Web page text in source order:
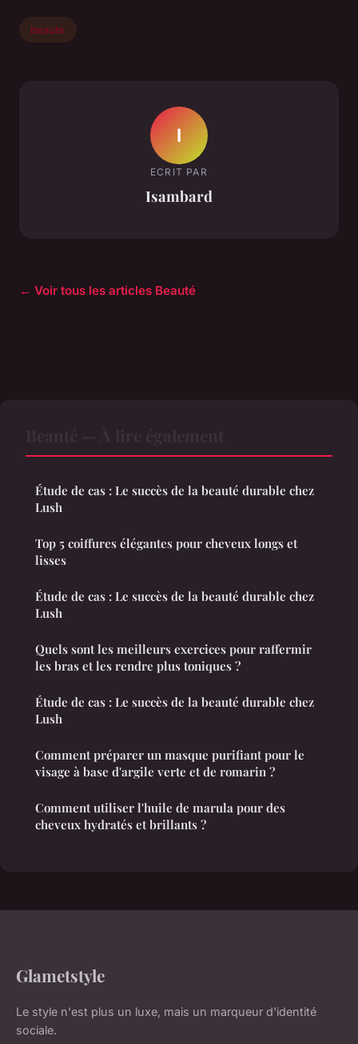
beaute
I
ECRIT PAR
Isambard
← Voir tous les articles Beauté
Étude de cas : Le succès de la beauté durable chez
Lush
Top 5 coiffures élégantes pour cheveux longs et
lisses
Étude de cas : Le succès de la beauté durable chez
Lush
Quels sont les meilleurs exercices pour raffermir
les bras et les rendre plus toniques ?
Étude de cas : Le succès de la beauté durable chez
Lush
Comment préparer un masque purifiant pour le
visage à base d'argile verte et de romarin ?
Comment utiliser l'huile de marula pour des
cheveux hydratés et brillants ?
Glametstyle
Le style n'est plus un luxe, mais un marqueur d'identité
sociale.